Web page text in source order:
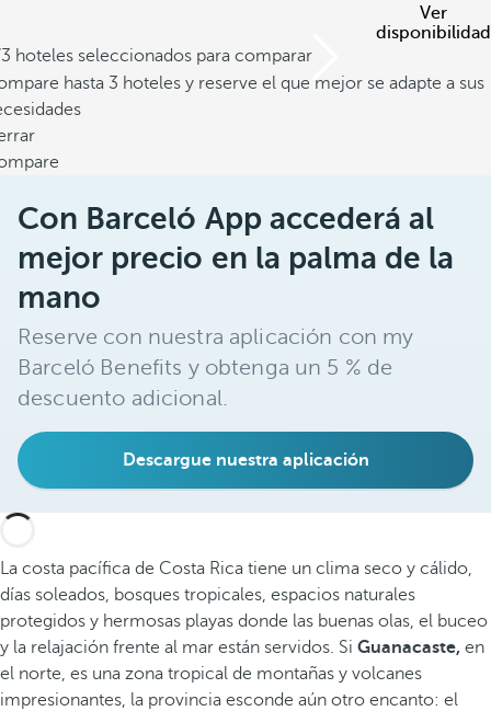
Ver
disponibilidad
hoteles seleccionados para comparar
hasta 3 hoteles y reserve el que mejor se adapte a sus
Con Barceló App accederá al
mejor precio en la palma de la
mano
Reserve con nuestra aplicación con my
Barceló Benefits y obtenga un 5 % de
descuento adicional.
Descargue nuestra aplicación
La costa pacífica de Costa Rica tiene un clima seco y cálido,
días soleados, bosques tropicales, espacios naturales
protegidos y hermosas playas donde las buenas olas, el buceo
y la relajación frente al mar están servidos. Si Guanacaste, en
el norte, es una zona tropical de montañas y volcanes
impresionantes, la provincia esconde aún otro encanto: el